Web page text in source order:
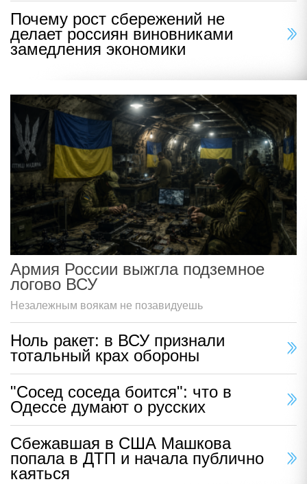
Почему рост сбережений не
делает россиян виновниками
замедления экономики
Армия России выжгла подземное
логово ВСУ
Незалежным воякам не позавидуешь
Ноль ракет: в ВСУ признали
тотальный крах обороны
"Сосед соседа боится": что в
Одессе думают о русских
Сбежавшая в США Машкова
попала в ДТП и начала публично
каяться